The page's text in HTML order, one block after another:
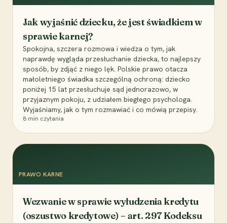
Jak wyjaśnić dziecku, że jest świadkiem w
sprawie karnej?
Spokojna, szczera rozmowa i wiedza o tym, jak
naprawdę wygląda przesłuchanie dziecka, to najlepszy
sposób, by zdjąć z niego lęk. Polskie prawo otacza
małoletniego świadka szczególną ochroną: dziecko
poniżej 15 lat przesłuchuje sąd jednorazowo, w
przyjaznym pokoju, z udziałem biegłego psychologa.
Wyjaśniamy, jak o tym rozmawiać i co mówią przepisy.
8 min czytania
PRAWO KARNE
Wezwanie w sprawie wyłudzenia kredytu
(oszustwo kredytowe) – art. 297 Kodeksu